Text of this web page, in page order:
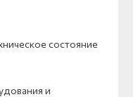
состояние
и